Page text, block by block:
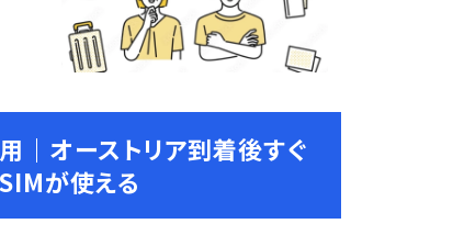
｜オーストリア到着後すぐ
が使える